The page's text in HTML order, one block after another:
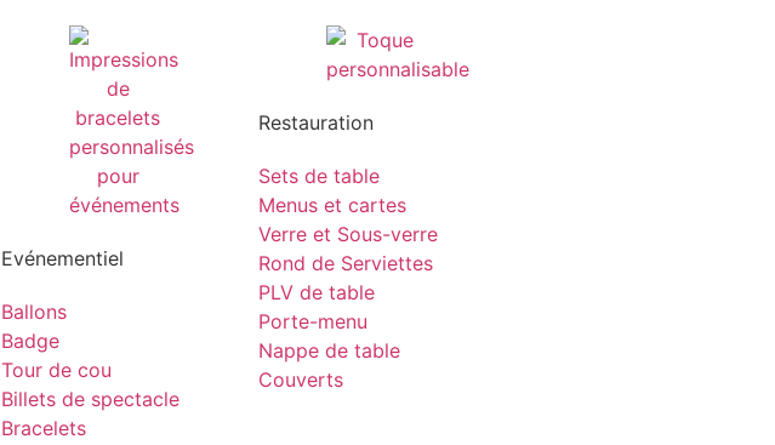
Evénementiel
Ballons
Badge
Tour de cou
Billets de spectacle
Bracelets
Restauration
Sets de table
Menus et cartes
Verre et Sous-verre
Rond de Serviettes
PLV de table
Porte-menu
Nappe de table
Couverts